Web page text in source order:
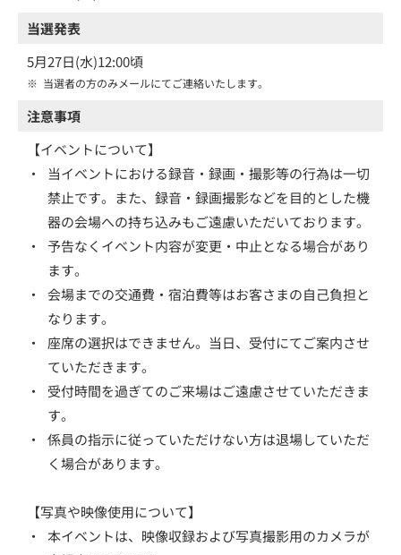
当選発表
5月27日(水)12:00頃
※ 当選者の方のみメールにてご連絡いたします。
注意事項
【イベントについて】
・
当イベントにおける録音・録画・撮影等の行為は一切
禁止です。また、録音・録画撮影などを目的とした機
器の会場への持ち込みもご遠慮いただいております。
・
予告なくイベント内容が変更・中止となる場合があり
ます。
・
会場までの交通費・宿泊費等はお客さまの自己負担と
なります。
・
座席の選択はできません。当日、受付にてご案内させ
ていただきます。
・
受付時間を過ぎてのご来場はご遠慮させていただきま
す。
・
係員の指示に従っていただけない方は退場していただ
く場合があります。
【写真や映像使用について】
・
本イベントは、映像収録および写真撮影用のカメラが